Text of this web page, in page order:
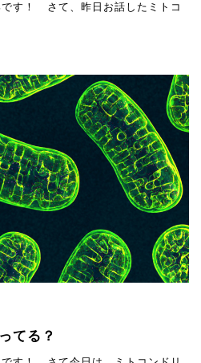
す！ さて、昨日お話したミトコ
ってる？